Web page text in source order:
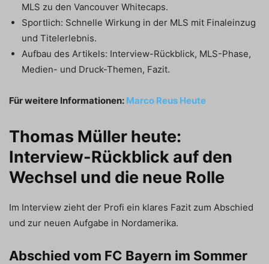
MLS zu den Vancouver Whitecaps.
Sportlich: Schnelle Wirkung in der MLS mit Finaleinzug
und Titelerlebnis.
Aufbau des Artikels: Interview-Rückblick, MLS-Phase,
Medien- und Druck-Themen, Fazit.
Für weitere Informationen: Marco Reus Heute
Thomas Müller heute:
Interview-Rückblick auf den
Wechsel und die neue Rolle
Im Interview zieht der Profi ein klares Fazit zum Abschied
und zur neuen Aufgabe in Nordamerika.
Abschied vom FC Bayern im Sommer